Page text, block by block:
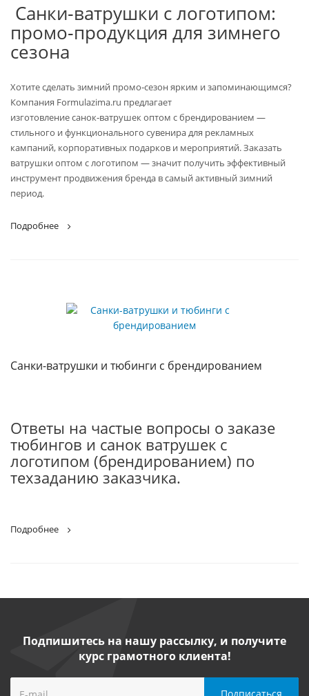
Санки‑ватрушки с логотипом:
промо‑продукция для зимнего
сезона
Хотите сделать зимний промо‑сезон ярким и запоминающимся?
Компания Formulazima.ru предлагает
изготовление санок‑ватрушек оптом с брендированием —
стильного и функционального сувенира для рекламных
кампаний, корпоративных подарков и мероприятий. Заказать
ватрушки оптом с логотипом — значит получить эффективный
инструмент продвижения бренда в самый активный зимний
период.
Подробнее
Санки-ватрушки и тюбинги с брендированием
Ответы на частые вопросы о заказе
тюбингов и санок ватрушек с
логотипом (брендированием) по
техзаданию заказчика.
Подробнее
Подпишитесь на нашу рассылку, и получите
курс грамотного клиента!